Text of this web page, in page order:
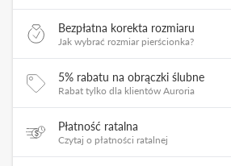
Bezpłatna korekta rozmiaru
Jak wybrać rozmiar pierścionka?
5% rabatu na obrączki ślubne
Rabat tylko dla klientów Auroria
Płatność ratalna
Czytaj o płatności ratalnej